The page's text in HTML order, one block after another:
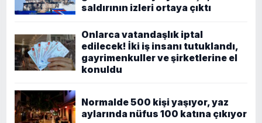
saldırının izleri ortaya çıktı
Onlarca vatandaşlık iptal
edilecek! İki iş insanı tutuklandı,
gayrimenkuller ve şirketlerine el
konuldu
Normalde 500 kişi yaşıyor, yaz
aylarında nüfus 100 katına çıkıyor